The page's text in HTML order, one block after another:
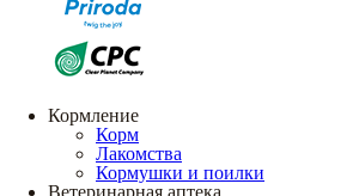
Кормление
Корм
Лакомства
Кормушки и поилки
Ветеринарная аптека